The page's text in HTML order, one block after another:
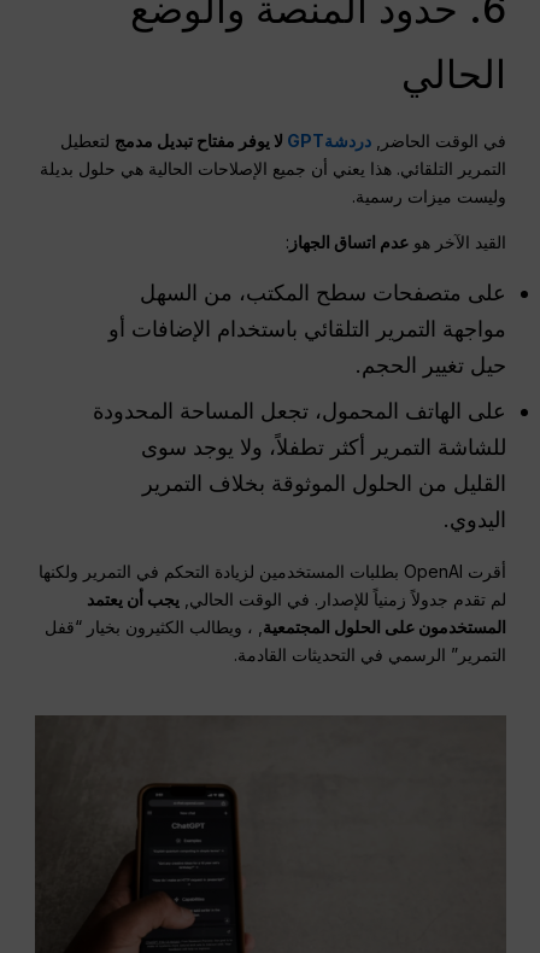
الحالي
في الوقت الحاضر,دردشةGPT لا يوفر مفتاح تبديل مدمج لتعطيل
التمرير التلقائي. هذا يعني أن جميع الإصلاحات الحالية هي حلول بديلة
وليست ميزات رسمية.
القيد الآخر هوعدم اتساق الجهاز :
على متصفحات سطح المكتب، من السهل
مواجهة التمرير التلقائي باستخدام الإضافات أو
حيل تغيير الحجم.
على الهاتف المحمول، تجعل المساحة المحدودة
للشاشة التمرير أكثر تطفلاً، ولا يوجد سوى
القليل من الحلول الموثوقة بخلاف التمرير
اليدوي.
أقرت OpenAI بطلبات المستخدمين لزيادة التحكم في التمرير ولكنها
لم تقدم جدولاً زمنياً للإصدار. في الوقت الحالي, يجب أن يعتمد
المستخدمون على الحلول المجتمعية , ، ويطالب الكثيرون بخيار “قفل
التمرير” الرسمي في التحديثات القادمة.